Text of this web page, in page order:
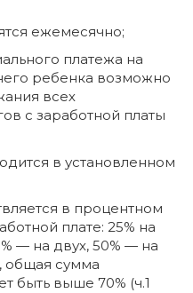
ежемесячно;
платежа на
ребенка возможно
всех
с заработной платы
в установленном
в процентном
плате: 25% на
— на двух, 50% — на
общая сумма
быть выше 70% (ч.1